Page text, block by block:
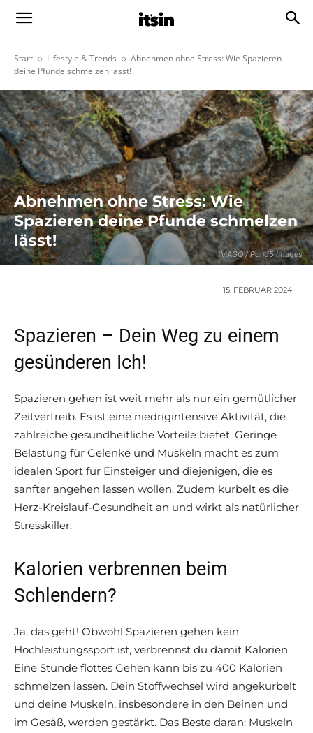
Start Lifestyle & Trends
Abnehmen ohne Stress: Wie Spazieren
deine Pfunde schmelzen lässt!
IMAGO / Pond5 Images
Abnehmen ohne Stress: Wie
Spazieren deine Pfunde schmelzen
lässt!
15. FEBRUAR 2024
Spazieren – Dein Weg zu einem
gesünderen Ich!
Spazieren gehen ist weit mehr als nur ein gemütlicher
Zeitvertreib. Es ist eine niedrigintensive Aktivität, die
zahlreiche gesundheitliche Vorteile bietet. Geringe
Belastung für Gelenke und Muskeln macht es zum
idealen Sport für Einsteiger und diejenigen, die es
sanfter angehen lassen wollen. Zudem kurbelt es die
Herz-Kreislauf-Gesundheit an und wirkt als natürlicher
Stresskiller.
Kalorien verbrennen beim
Schlendern?
Ja, das geht! Obwohl Spazieren gehen kein
Hochleistungssport ist, verbrennst du damit Kalorien.
Eine Stunde flottes Gehen kann bis zu 400 Kalorien
schmelzen lassen. Dein Stoffwechsel wird angekurbelt
und deine Muskeln, insbesondere in den Beinen und
im Gesäß, werden gestärkt. Das Beste daran: Muskeln